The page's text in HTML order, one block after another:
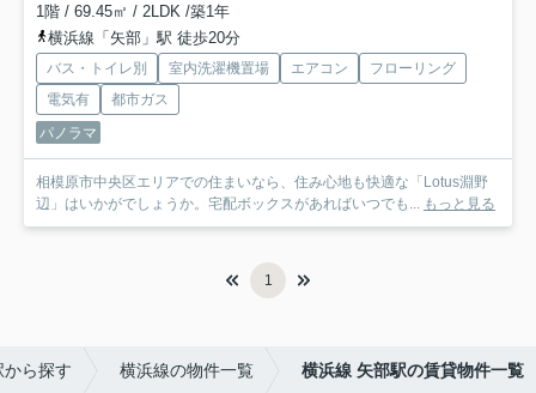
1階 / 69.45㎡ / 2LDK /築1年
横浜線「矢部」駅 徒歩20分
バス・トイレ別 室内洗濯機置場 エアコン
フローリング
電気有
都市ガス
パノラマ
相模原市中央区エリアでの住まいなら、住み心地も快適な「Lotus淵野
辺」はいかがでしょうか。宅配ボックスがあればいつでも... もっと見る
1
ら探す 横浜線の物件一覧 横浜線 矢部駅の賃貸物件一覧